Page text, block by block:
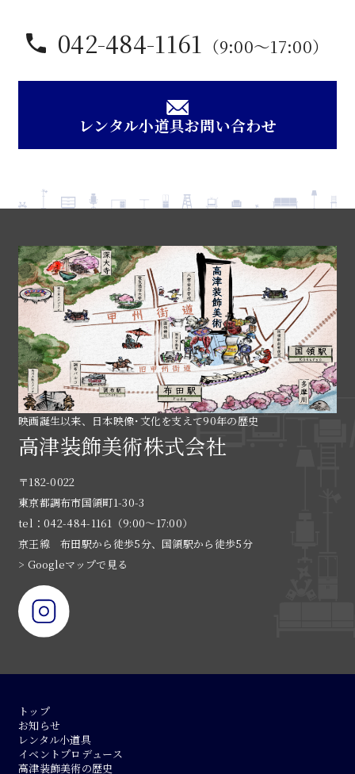
042-484-1161 （9:00〜17:00）
レンタル小道具お問い合わせ
映画誕生以来、日本映像･文化を支えて90年の歴史
高津装飾美術株式会社
〒182-0022
東京都調布市国領町1-30-3
tel：042-484-1161（9:00〜17:00）
京王線 布田駅から徒歩5分、国領駅から徒歩5分
> Googleマップで見る
トップ
お知らせ
レンタル小道具
イベントプロデュース
高津装飾美術の歴史